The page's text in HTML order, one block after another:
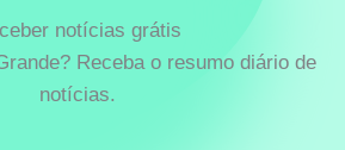
notícias grátis
Receba o resumo diário de
notícias.